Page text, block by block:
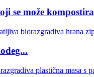
se može